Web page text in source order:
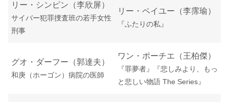
リー・シンピン（李欣屏）
サイバー犯罪捜査班の若手女性
刑事
リー・ペイユー（李霈瑜）
『ふたりの私』
グオ・ダーフー（郭達夫）
和庚（ホーゴン）病院の医師
ワン・ポーチエ（王柏傑）
『罪夢者』『悲しみより、もっ
と悲しい物語 The Series』